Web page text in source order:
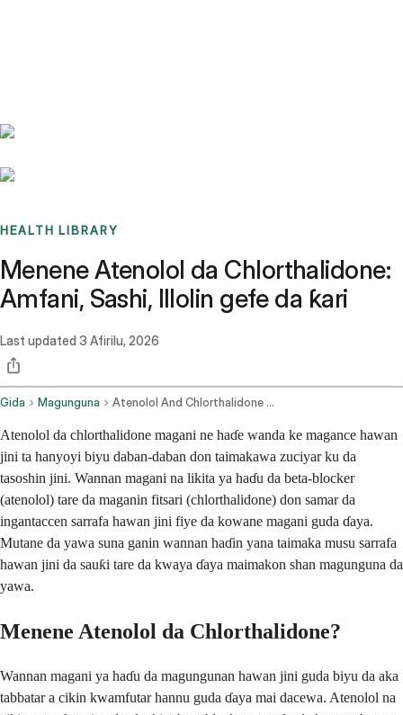
HEALTH LIBRARY
Menene Atenolol da Chlorthalidone:
Amfani, Sashi, Illolin gefe da ƙari
Last updated 3 Afirilu, 2026
Gida Magunguna Atenolol And Chlorthalidone Oral Route
Atenolol da chlorthalidone magani ne haɗe wanda ke magance hawan
jini ta hanyoyi biyu daban-daban don taimakawa zuciyar ku da
tasoshin jini. Wannan magani na likita ya haɗu da beta-blocker
(atenolol) tare da maganin fitsari (chlorthalidone) don samar da
ingantaccen sarrafa hawan jini fiye da kowane magani guda ɗaya.
Mutane da yawa suna ganin wannan haɗin yana taimaka musu sarrafa
hawan jini da sauƙi tare da kwaya ɗaya maimakon shan magunguna da
yawa.
Menene Atenolol da Chlorthalidone?
Wannan magani ya haɗu da magungunan hawan jini guda biyu da aka
tabbatar a cikin kwamfutar hannu guda ɗaya mai dacewa. Atenolol na